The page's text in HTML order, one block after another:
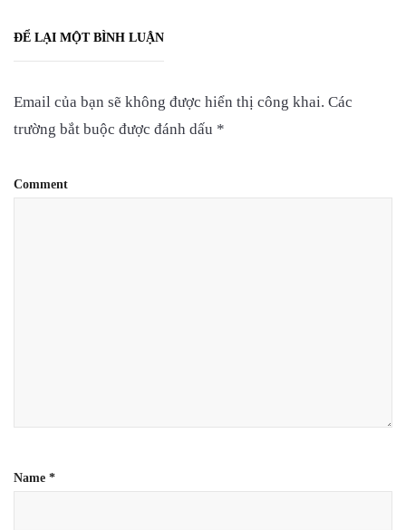
ĐỂ LẠI MỘT BÌNH LUẬN
Email của bạn sẽ không được hiển thị công khai. Các
trường bắt buộc được đánh dấu *
Comment
Name *